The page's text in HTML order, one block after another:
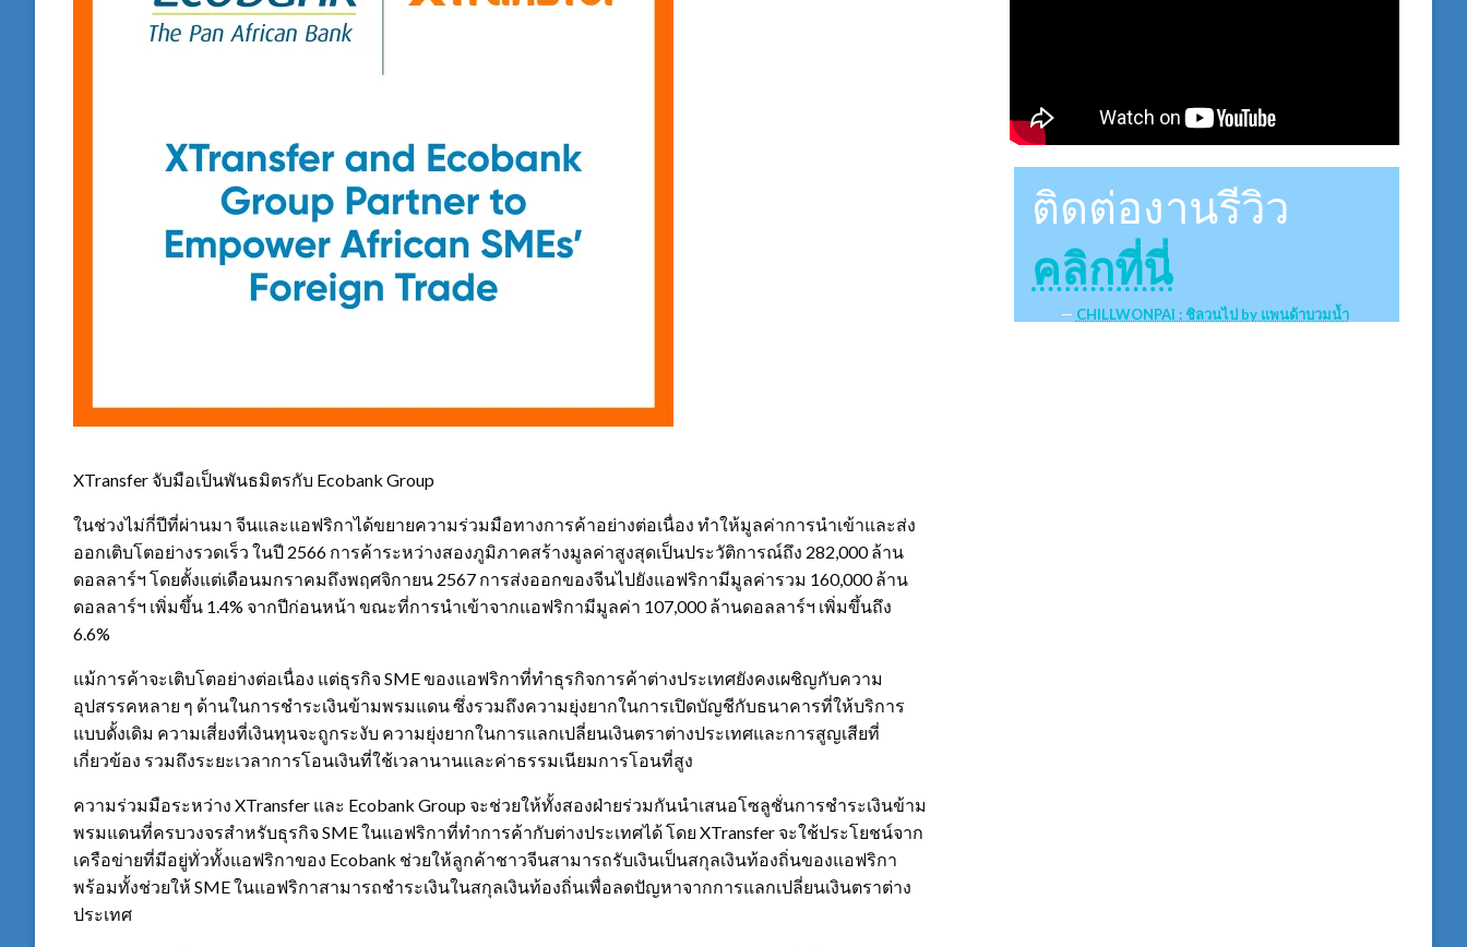
XTransfer จับมือเป็นพันธมิตรกับ Ecobank Group
ในช่วงไม่กี่ปีที่ผ่านมา จีนและแอฟริกาได้ขยายความร่วมมือทางการค้าอย่างต่อเนื่อง ทำให้มูลค่าการนำเข้าและส่ง
ออกเติบโตอย่างรวดเร็ว ในปี 2566 การค้าระหว่างสองภูมิภาคสร้างมูลค่าสูงสุดเป็นประวัติการณ์ถึง 282,000 ล้าน
ดอลลาร์ฯ โดยตั้งแต่เดือนมกราคมถึงพฤศจิกายน 2567 การส่งออกของจีนไปยังแอฟริกามีมูลค่ารวม 160,000 ล้าน
ดอลลาร์ฯ เพิ่มขึ้น 1.4% จากปีก่อนหน้า ขณะที่การนำเข้าจากแอฟริกามีมูลค่า 107,000 ล้านดอลลาร์ฯ เพิ่มขึ้นถึง
6.6%
แม้การค้าจะเติบโตอย่างต่อเนื่อง แต่ธุรกิจ SME ของแอฟริกาที่ทำธุรกิจการค้าต่างประเทศยังคงเผชิญกับความ
อุปสรรคหลาย ๆ ด้านในการชำระเงินข้ามพรมแดน ซึ่งรวมถึงความยุ่งยากในการเปิดบัญชีกับธนาคารที่ให้บริการ
แบบดั้งเดิม ความเสี่ยงที่เงินทุนจะถูกระงับ ความยุ่งยากในการแลกเปลี่ยนเงินตราต่างประเทศและการสูญเสียที่
เกี่ยวข้อง รวมถึงระยะเวลาการโอนเงินที่ใช้เวลานานและค่าธรรมเนียมการโอนที่สูง
ความร่วมมือระหว่าง XTransfer และ Ecobank Group จะช่วยให้ทั้งสองฝ่ายร่วมกันนำเสนอโซลูชั่นการชำระเงินข้าม
พรมแดนที่ครบวงจรสำหรับธุรกิจ SME ในแอฟริกาที่ทำการค้ากับต่างประเทศได้ โดย XTransfer จะใช้ประโยชน์จาก
เครือข่ายที่มีอยู่ทั่วทั้งแอฟริกาของ Ecobank ช่วยให้ลูกค้าชาวจีนสามารถรับเงินเป็นสกุลเงินท้องถิ่นของแอฟริกา
พร้อมทั้งช่วยให้ SME ในแอฟริกาสามารถชำระเงินในสกุลเงินท้องถิ่นเพื่อลดปัญหาจากการแลกเปลี่ยนเงินตราต่าง
ประเทศ
ติดต่องานรีวิว
คลิกที่นี่
CHILLWONPAI : ชิลวนไป by แพนด้าบวมน้ำ